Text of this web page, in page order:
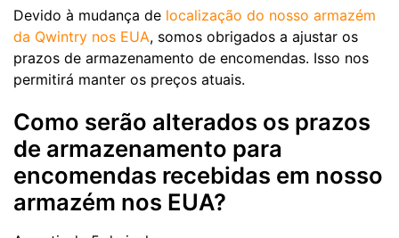
Devido à mudança de localização do nosso armazém
da Qwintry nos EUA, somos obrigados a ajustar os
prazos de armazenamento de encomendas. Isso nos
permitirá manter os preços atuais.
Como serão alterados os prazos
de armazenamento para
encomendas recebidas em nosso
armazém nos EUA?